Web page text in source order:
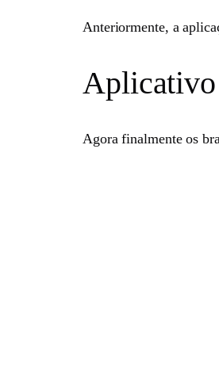
Anteriormente, a
Aplicativo
Agora finalmente os